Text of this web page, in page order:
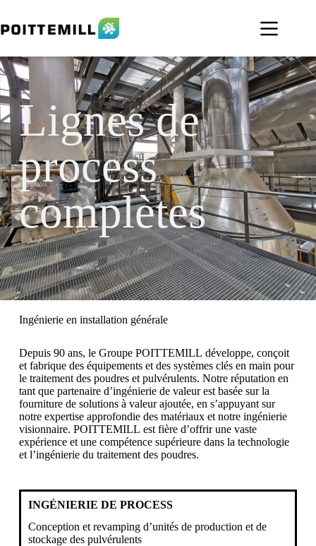
Lignes de
process
complètes
Ingénierie en installation générale
Depuis 90 ans, le Groupe POITTEMILL développe, conçoit
et fabrique des équipements et des systèmes clés en main pour
le traitement des poudres et pulvérulents. Notre réputation en
tant que partenaire d’ingénierie de valeur est basée sur la
fourniture de solutions à valeur ajoutée, en s’appuyant sur
notre expertise approfondie des matériaux et notre ingénierie
visionnaire. POITTEMILL est fière d’offrir une vaste
expérience et une compétence supérieure dans la technologie
et l’ingénierie du traitement des poudres.
INGÉNIERIE DE PROCESS
Conception et revamping d’unités de production et de
stockage des pulvérulents